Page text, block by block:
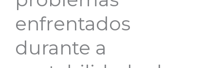
enfrentados
durante a